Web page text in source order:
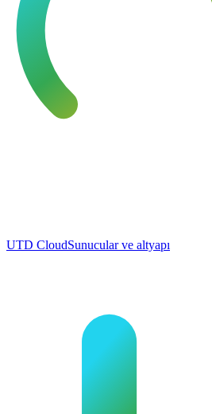
UTD CloudSunucular ve altyapı